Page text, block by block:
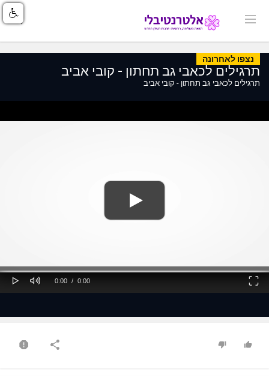
נצפו לאחרונה
תרגילים לכאבי גב תחתון - קובי אביב
תרגילים לכאבי גב תחתון - קובי אביב
Play Mute
Current
0:00 /
Duration
0:00
Fullscreen